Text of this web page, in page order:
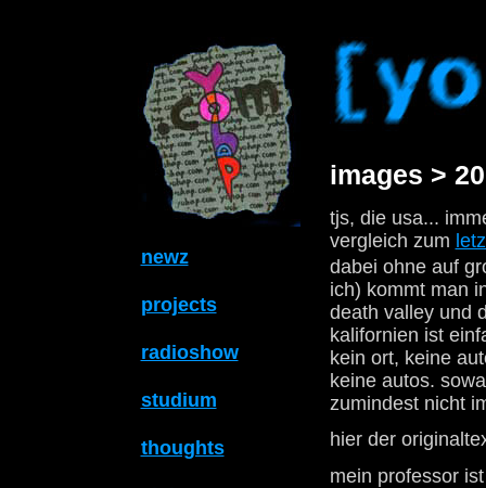
newz
projects
radioshow
studium
thoughts
images >
tjs, die usa...
vergleich zum
dabei ohne auf
ich) kommt man
death valley und
kalifornien ist
kein ort, keine
keine autos.
zumindest nicht
hier der
mein professor